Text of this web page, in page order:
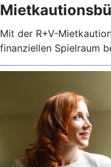
Mit der R+V-
finanziellen Spielraum